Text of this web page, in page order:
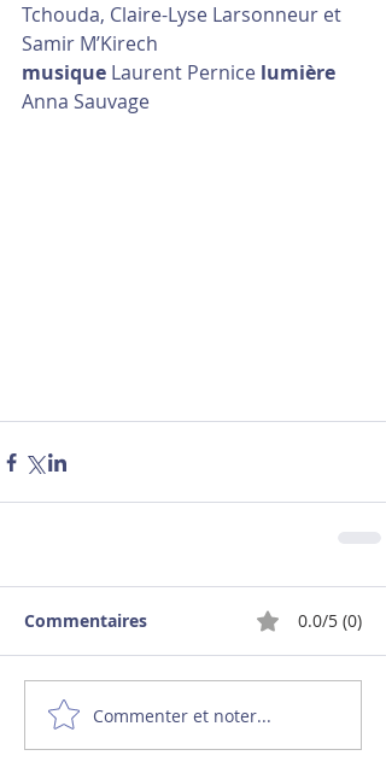
Tchouda, Claire-Lyse Larsonneur et
Samir M’Kirech
musique Laurent Pernice lumière
Anna Sauvage
Commentaires 0.0/5 (0)
Commenter et noter...